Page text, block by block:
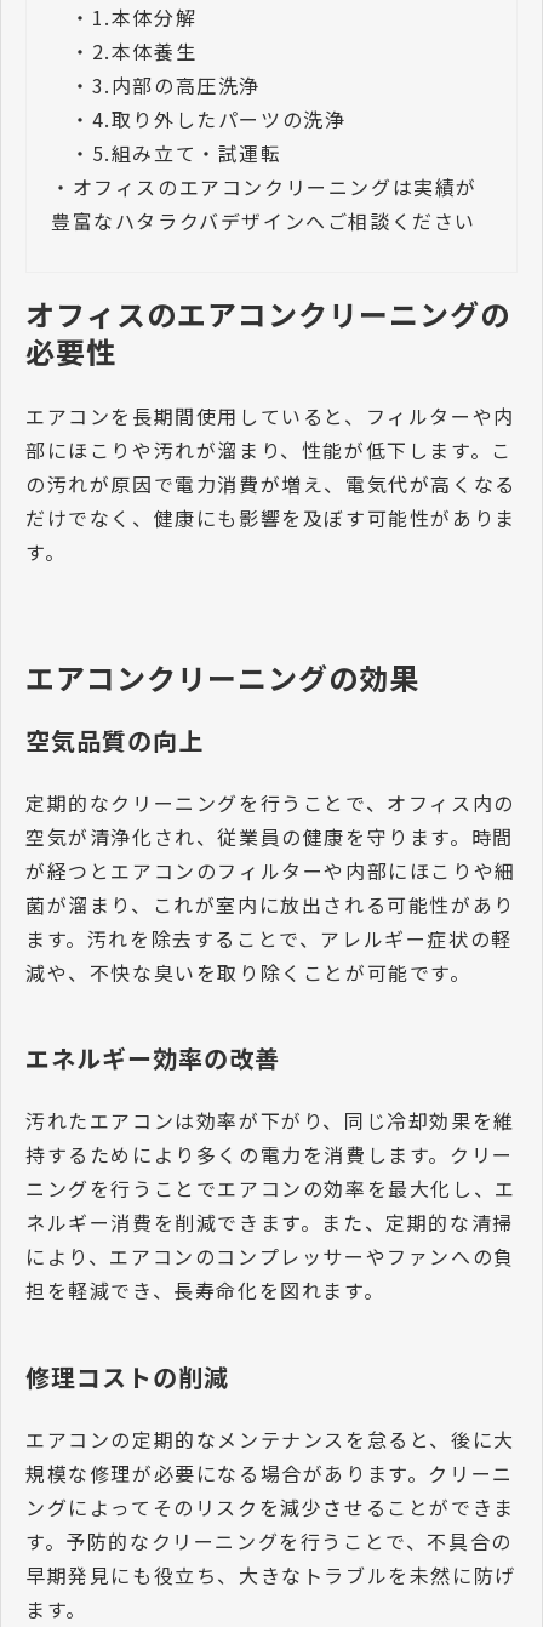
・ 1.本体分解
・ 2.本体養生
・ 3.内部の高圧洗浄
・ 4.取り外したパーツの洗浄
・ 5.組み立て・試運転
・ オフィスのエアコンクリーニングは実績が
豊富なハタラクバデザインへご相談ください
オフィスのエアコンクリーニングの
必要性
エアコンを長期間使用していると、フィルターや内
部にほこりや汚れが溜まり、性能が低下します。こ
の汚れが原因で電力消費が増え、電気代が高くなる
だけでなく、健康にも影響を及ぼす可能性がありま
す。
エアコンクリーニングの効果
空気品質の向上
定期的なクリーニングを行うことで、オフィス内の
空気が清浄化され、従業員の健康を守ります。時間
が経つとエアコンのフィルターや内部にほこりや細
菌が溜まり、これが室内に放出される可能性があり
ます。汚れを除去することで、アレルギー症状の軽
減や、不快な臭いを取り除くことが可能です。
エネルギー効率の改善
汚れたエアコンは効率が下がり、同じ冷却効果を維
持するためにより多くの電力を消費します。クリー
ニングを行うことでエアコンの効率を最大化し、エ
ネルギー消費を削減できます。また、定期的な清掃
により、エアコンのコンプレッサーやファンへの負
担を軽減でき、長寿命化を図れます。
修理コストの削減
エアコンの定期的なメンテナンスを怠ると、後に大
規模な修理が必要になる場合があります。クリーニ
ングによってそのリスクを減少させることができま
す。予防的なクリーニングを行うことで、不具合の
早期発見にも役立ち、大きなトラブルを未然に防げ
ます。